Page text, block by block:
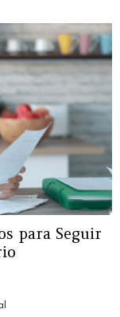
para Seguir